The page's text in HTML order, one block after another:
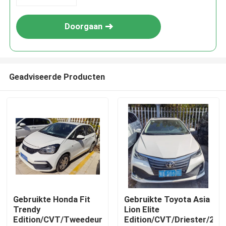
Thuis
Over ons
Doorgaan
Geadviseerde Producten
Gebruikte Honda Fit
Trendy
Edition/CVT/Tweedeurs/2021
Gebruikte Toyota Asia
Lion Elite
Edition/CVT/Driester/